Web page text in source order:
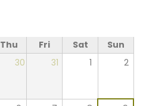
Thu Fri Sat
Sun
30 31 1 2